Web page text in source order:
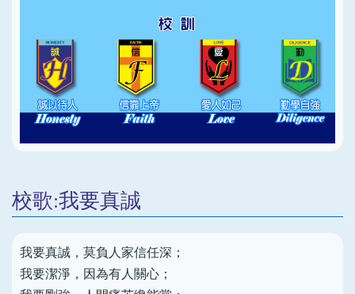
校歌:我要真誠
我要真誠，莫負人家信任深；
我要潔淨，因為有人關心；